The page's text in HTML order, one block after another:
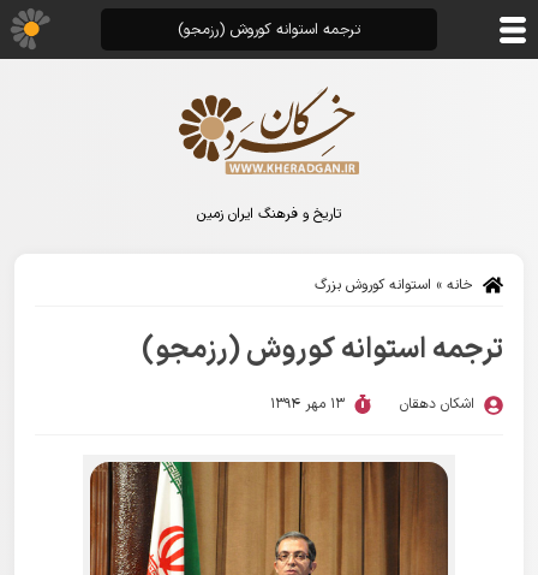
تاریخ و فرهنگ ایران زمین
خانه » استوانه کوروش بزرگ
ترجمه استوانه کوروش (رزمجو)
اشکان دهقان 13 مهر 1394
ترجمه استوانه کوروش (رزمجو)